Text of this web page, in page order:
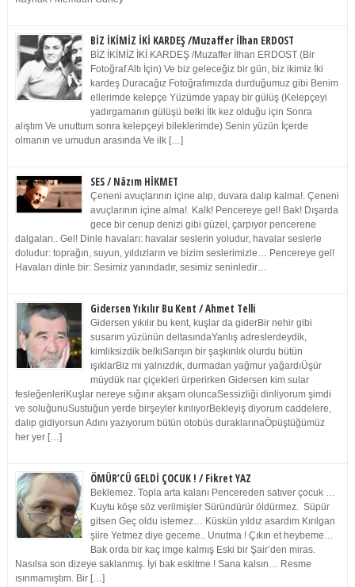
BİZ İKİMİZ İKİ KARDEŞ /Muzaffer İlhan ERDOST
BİZ İKİMİZ İKİ KARDEŞ /Muzaffer İlhan ERDOST (Bir
Fotoğraf Altı İçin) Ve biz geleceğiz bir gün, biz ikimiz İki
kardeş Duracağız Fotoğrafımızda durduğumuz gibi Benim
ellerimde kelepçe Yüzümde yapay bir gülüş (Kelepçeyi
yadırgamanın gülüşü belki İlk kez olduğu için Sonra
alıştım Ve unuttum sonra kelepçeyi bileklerimde) Senin yüzün İçerde
olmanın ve umudun arasında Ve ilk […]
SES / Nâzım HİKMET
Çeneni avuçlarının içine alıp, duvara dalıp kalma!. Çeneni
avuçlarının içine alma!. Kalk! Pencereye gel! Bak! Dışarda
gece bir cenup denizi gibi güzel, çarpıyor pencerene
dalgaları.. Gel! Dinle havaları: havalar seslerin yoludur, havalar seslerle
doludur: toprağın, suyun, yıldızların ve bizim seslerimizle… Pencereye gel!
Havaları dinle bir: Sesimiz yanındadır, sesimiz seninledir…
Gidersen Yıkılır Bu Kent / Ahmet Telli
Gidersen yıkılır bu kent, kuşlar da giderBir nehir gibi
susarım yüzünün deltasındaYanlış adreslerdeydik,
kimliksizdik belkiSarışın bir şaşkınlık olurdu bütün
ışıklarBiz mi yalnızdık, durmadan yağmur yağardıÜşür
müydük nar çiçekleri ürperirken Gidersen kim sular
fesleğenleriKuşlar nereye sığınır akşam oluncaSessizliği dinliyorum şimdi
ve soluğunuSustuğun yerde birşeyler kırılıyorBekleyiş diyorum caddelere,
dalıp gidiyorsun Adını yazıyorum bütün otobüs duraklarınaÖpüştüğümüz
her yer […]
ÖMÜR’CÜ GELDİ ÇOCUK ! / Fikret YAZ
Beklemez. Topla arta kalanı Pencereden satıver çocuk …
Kuytu köşe söz verilmişler Süründürür öldürmez. Süpür
gitsen Geç oldu istemez… Küskün yıldız asardım Kırılgan
şiire Yetmez diye geceme.. Unutma ! Çıkın et heybeme…
Bak orda bir kaç imge kalmış Eski bir Şair’den miras.
Nasılsa son dizeye saklanmış. İyi bak eskitme ! Sana kalsın… Resme
ısınmamıştım. Bir […]